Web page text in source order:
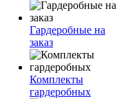
Гардеробные на
заказ
Комплекты
гардеробных